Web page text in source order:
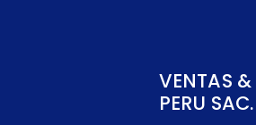
VENTAS &
PERU SAC.